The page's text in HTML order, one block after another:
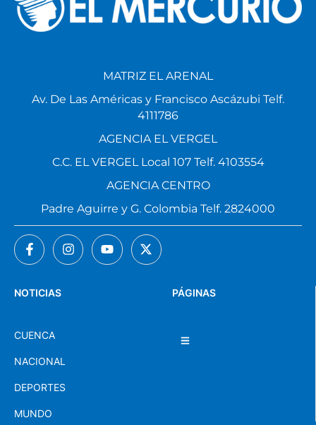
PÁGINAS
NOTICIAS
CUENCA
NACIONAL
DEPORTES
MUNDO
MATRIZ EL ARENAL
Av. De Las Américas y Francisco Ascázubi Telf.
4111786
AGENCIA EL VERGEL
C.C. EL VERGEL Local 107 Telf. 4103554
AGENCIA CENTRO
Padre Aguirre y G. Colombia Telf. 2824000